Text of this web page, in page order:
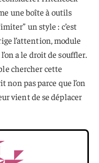
une boîte à outils
un style : c’est
l’attention, module
a le droit de souffler.
chercher cette
non pas parce que l’on
vient de se déplacer